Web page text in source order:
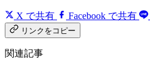
X で共有 Facebook で共有
リンクをコピー
関連記事